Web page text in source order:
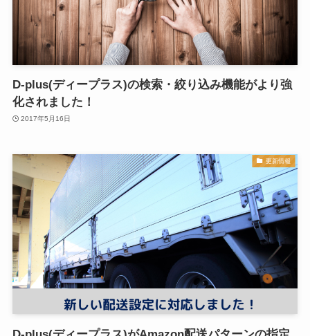
D-plus(ディープラス)の検索・絞り込み機能がより強
化されました！
2017年5月16日
更新情報